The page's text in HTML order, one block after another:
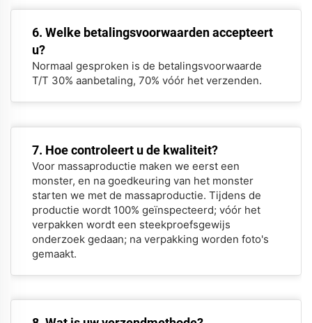
6. Welke betalingsvoorwaarden accepteert
u?
Normaal gesproken is de betalingsvoorwaarde
T/T 30% aanbetaling, 70% vóór het verzenden.
7. Hoe controleert u de kwaliteit?
Voor massaproductie maken we eerst een
monster, en na goedkeuring van het monster
starten we met de massaproductie. Tijdens de
productie wordt 100% geïnspecteerd; vóór het
verpakken wordt een steekproefsgewijs
onderzoek gedaan; na verpakking worden foto's
gemaakt.